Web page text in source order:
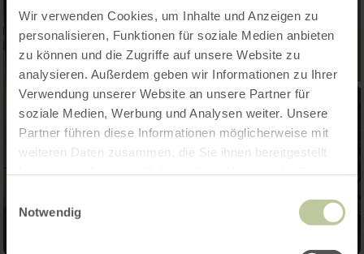
Wir verwenden Cookies, um Inhalte und Anzeigen zu
personalisieren, Funktionen für soziale Medien anbieten
zu können und die Zugriffe auf unsere Website zu
analysieren. Außerdem geben wir Informationen zu Ihrer
Verwendung unserer Website an unsere Partner für
soziale Medien, Werbung und Analysen weiter. Unsere
Partner führen diese Informationen möglicherweise mit
weiteren Daten zusammen, die Sie ihnen bereitgestellt
Notwendig